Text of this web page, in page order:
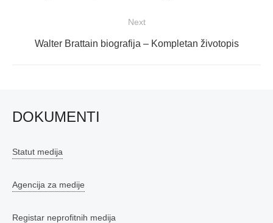
Next
Next
Walter Brattain biografija – Kompletan životopis
DOKUMENTI
Statut medija
Agencija za medije
Registar neprofitnih medija